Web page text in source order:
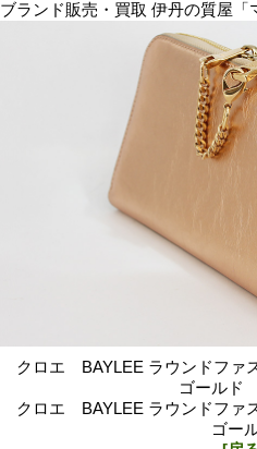
ブランド販売・買取 伊丹の質屋「
クロエ BAYLEE ラウンドファ
ゴールド
クロエ BAYLEE ラウンドファ
ゴー